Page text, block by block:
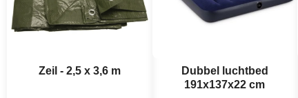
Zeil - 2,5 x 3,6 m
Dubbel luchtbed
191x137x22 cm